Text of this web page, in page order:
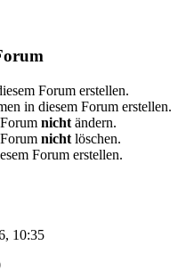
Forum erstellen.
in diesem Forum erstellen.
nicht ändern.
nicht löschen.
Forum erstellen.
10:35